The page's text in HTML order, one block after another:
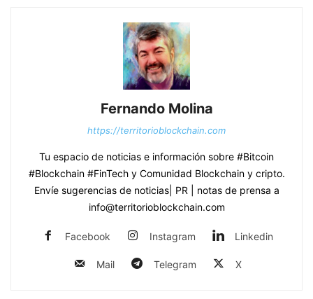
Fernando Molina
https://territorioblockchain.com
Tu espacio de noticias e información sobre #Bitcoin
#Blockchain #FinTech y Comunidad Blockchain y cripto.
Envíe sugerencias de noticias| PR | notas de prensa a
info@territorioblockchain.com
Facebook Instagram Linkedin
Mail Telegram X